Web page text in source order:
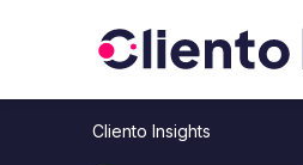
Cliento Insights